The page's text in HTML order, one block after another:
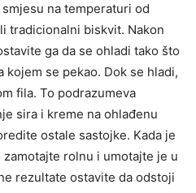
na temperaturi od
tradicionalni biskvit. Nakon
ga da se ohladi tako što
kojem se pekao. Dok se hladi,
fila. To podrazumeva
sira i kreme na ohlađenu
ostale sastojke. Kada je
rolnu i umotajte je u
rezultate ostavite da odstoji